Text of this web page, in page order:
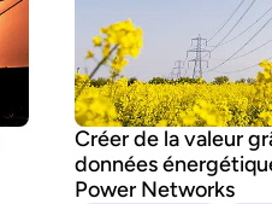
Créer de la valeur
données
Power Networks